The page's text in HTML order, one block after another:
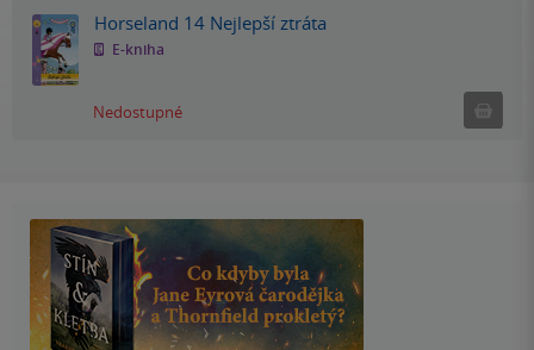
Horseland 14 Nejlepší ztráta
E-kniha
Nedostupné